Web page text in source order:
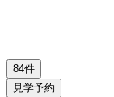
84件
見学予約